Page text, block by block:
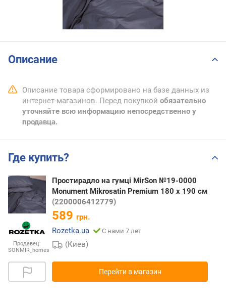
Описание
Описание товара сформировано на базе данных из
интернет-магазинов. Перед покупкой обязательно
уточняйте всю информацию непосредственно у
продавца.
Где купить?
Продавец:
SONMIR_homes
Простирадло на гумці MirSon №19-0000
Monument Mikrosatin Premium 180 х 190 см
(2200006412779)
589 грн.
Rozetka.ua
С нами 7 лет
(Киев)
Перейти в магазин